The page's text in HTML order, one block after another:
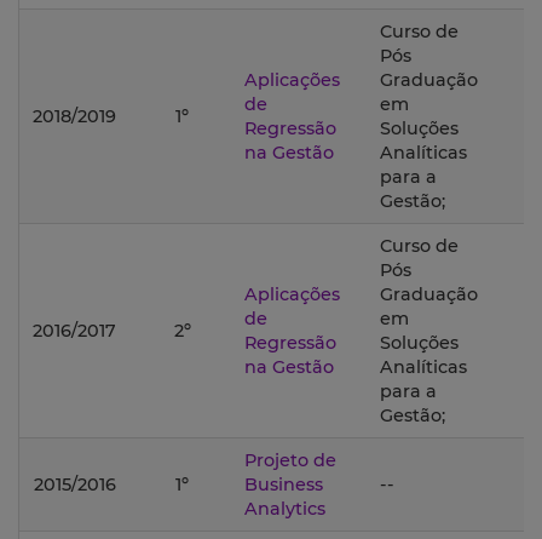
2018/2019 1º
Aplicações
de
Regressão
na Gestão
Curso de
Pós
Graduação
em
Soluções
Analíticas
para a
Gestão;
2016/2017 2º
Aplicações
de
Regressão
na Gestão
Curso de
Pós
Graduação
em
Soluções
Analíticas
para a
Gestão;
2015/2016 1º
Projeto de
Business
Analytics
--